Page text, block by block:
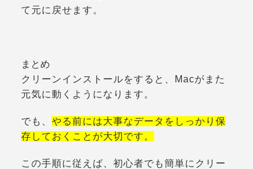
て元に戻せます。
まとめ
クリーンインストールをすると、Macがまた
元気に動くようになります。
でも、 やる前には大事なデータをしっかり保
存しておくことが大切です。
この手順に従えば、初心者でも簡単にクリー